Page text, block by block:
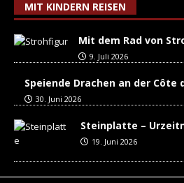
MIT KINDERN REISEN
Mit dem Rad von
9. Juli 2026
Speiende Drachen an der Côte
30. Juni 2026
Steinplatte –
19. Juni 2026